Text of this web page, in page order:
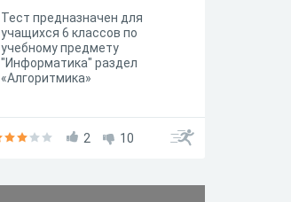
Тест предназначен для
учащихся 6 классов по
учебному предмету
"Информатика" раздел
«Алгоритмика»
2 10